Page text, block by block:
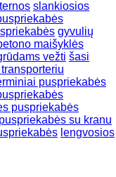
slankiosios
gyvulių
maišyklės
vežti šasi
puspriekabės
puspriekabės
puspriekabės su kranu
lengvosios